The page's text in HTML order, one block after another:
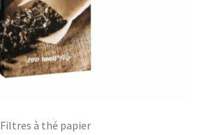
Filtres à thé papier